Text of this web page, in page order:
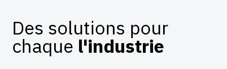
Des solutions pour
chaque l'industrie